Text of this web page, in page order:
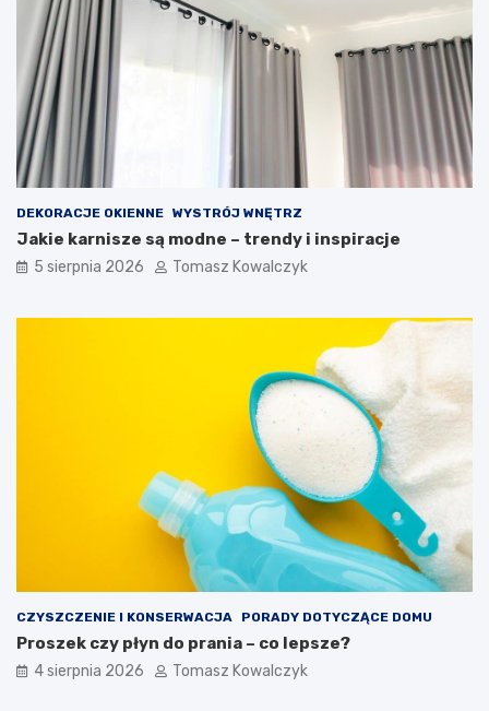
DEKORACJE OKIENNE WYSTRÓJ WNĘTRZ
Jakie karnisze są modne – trendy i inspiracje
5 sierpnia 2026 Tomasz Kowalczyk
CZYSZCZENIE I KONSERWACJA PORADY DOTYCZĄCE DOMU
Proszek czy płyn do prania – co lepsze?
4 sierpnia 2026 Tomasz Kowalczyk